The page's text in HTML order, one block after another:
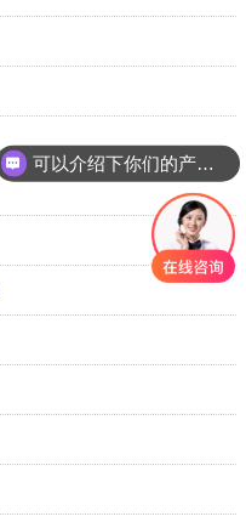
可以介绍下你们的产品么
你们是怎么收费的呢